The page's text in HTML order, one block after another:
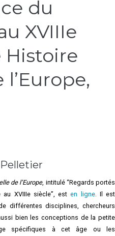
du
XVIIIe
Histoire
de l’Europe, intitulé “Regards portés
au XVIIIe siècle”, esten ligne. Il est
différentes disciplines, chercheurs
bien les conceptions de la petite
spécifiques à cet âge ou les